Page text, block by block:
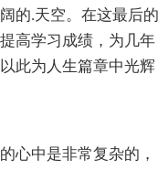
的.天空。在这最后的
高学习成绩，为几年
此为人生篇章中光辉
心中是非常复杂的，